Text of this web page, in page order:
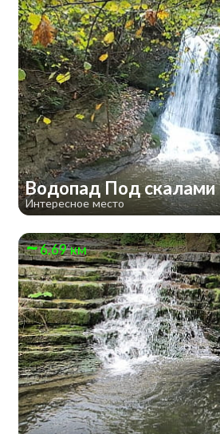
Водопад Под скалами
Интересное место
6.69 км